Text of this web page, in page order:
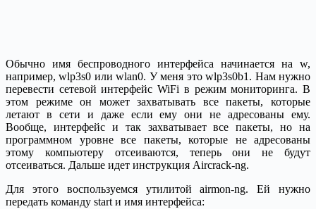
Обычно имя беспроводного интерфейса начинается на w,
например, wlp3s0 или wlan0. У меня это wlp3s0b1. Нам нужно
перевести сетевой интерфейс WiFi в режим мониторинга. В
этом режиме он может захватывать все пакеты, которые
летают в сети и даже если ему они не адресованы ему.
Вообще, интерфейс и так захватывает все пакеты, но на
программном уровне все пакеты, которые не адресованы
этому компьютеру отсеиваются, теперь они не будут
отсеиваться. Дальше идет инструкция Aircrack-ng.
Для этого воспользуемся утилитой airmon-ng. Ей нужно
передать команду start и имя интерфейса: